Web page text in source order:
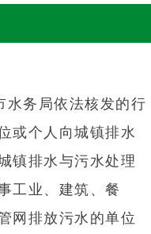
水务局依法核发的行
或个人向城镇排水
镇排水与污水处理
工业、建筑、餐
网排放污水的单位